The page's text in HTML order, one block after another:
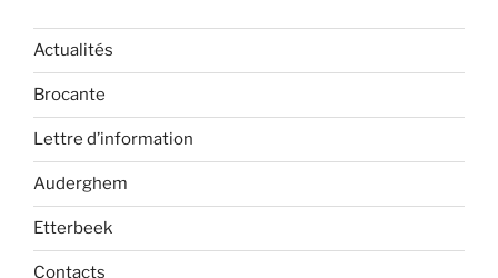
Actualités
Brocante
Lettre d’information
Auderghem
Etterbeek
Contacts